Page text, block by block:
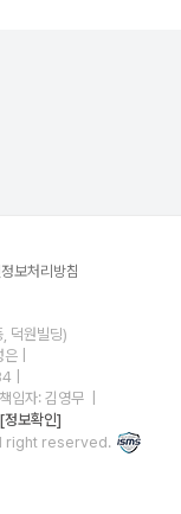
보처리방침
덕원빌딩)
|
임자: 김영무
[정보확인]
right reserved.